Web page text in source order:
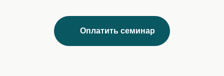
Оплатить семинар